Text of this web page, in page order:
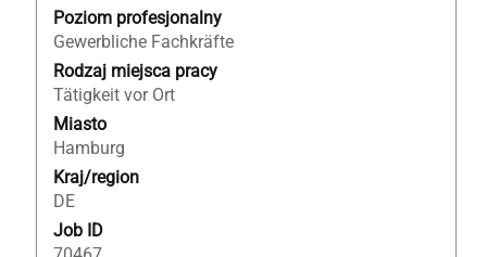
Poziom profesjonalny
Gewerbliche Fachkräfte
Rodzaj miejsca pracy
Tätigkeit vor Ort
Miasto
Hamburg
Kraj/region
DE
Job ID
pełną
treść
danych
oferty
pracy.